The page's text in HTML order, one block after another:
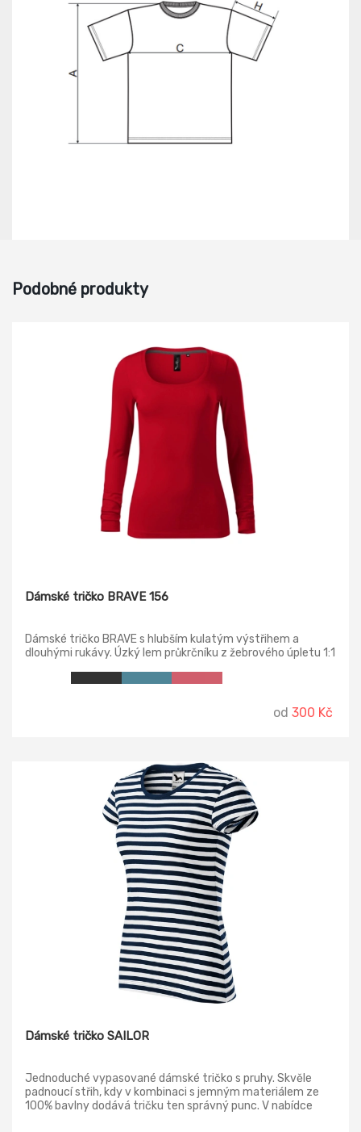
Podobné produkty
Dámské tričko BRAVE 156
Dámské tričko BRAVE s hlubším kulatým výstřihem a
dlouhými rukávy. Úzký lem průkrčníku z žebrového úpletu 1:1
od 300 Kč
Dámské tričko SAILOR
Jednoduché vypasované dámské tričko s pruhy. Skvěle
padnoucí střih, kdy v kombinaci s jemným materiálem ze
100% bavlny dodává tričku ten správný punc. V nabídce